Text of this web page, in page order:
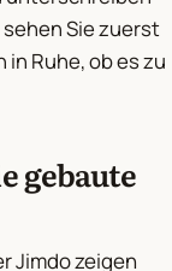
Sie zuerst
Ruhe, ob es zu
gebaute
Jimdo zeigen